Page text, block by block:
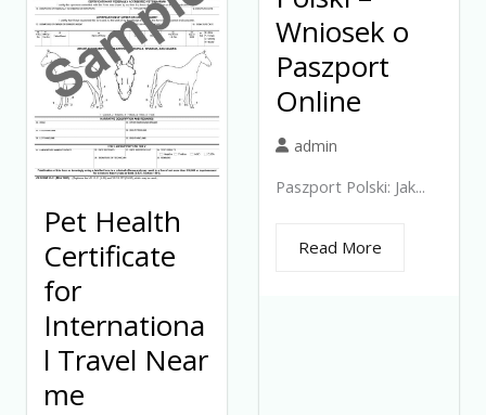
Pet Health
Certificate
for
Internationa
l Travel Near
me
Wniosek o
Paszport
Online
admin
Paszport Polski: Jak...
Read More